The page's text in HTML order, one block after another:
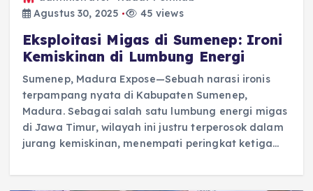
Agustus 30, 2025
45 views
Eksploitasi Migas di Sumenep: Ironi
Kemiskinan di Lumbung Energi
Sumenep, Madura Expose—Sebuah narasi ironis
terpampang nyata di Kabupaten Sumenep,
Madura. Sebagai salah satu lumbung energi migas
di Jawa Timur, wilayah ini justru terperosok dalam
jurang kemiskinan, menempati peringkat ketiga…